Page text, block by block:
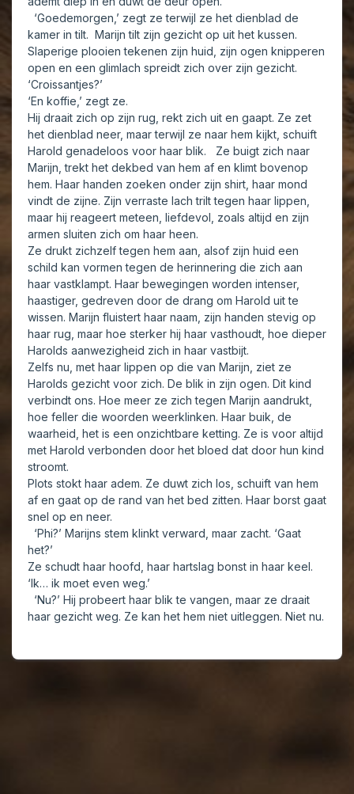
‘Goedemorgen,’ zegt ze terwijl ze het dienblad de
kamer in tilt. Marijn tilt zijn gezicht op uit het kussen.
Slaperige plooien tekenen zijn huid, zijn ogen knipperen
open en een glimlach spreidt zich over zijn gezicht.
‘Croissantjes?’
‘En koffie,’ zegt ze.
Hij draait zich op zijn rug, rekt zich uit en gaapt. Ze zet
het dienblad neer, maar terwijl ze naar hem kijkt, schuift
Harold genadeloos voor haar blik. Ze buigt zich naar
Marijn, trekt het dekbed van hem af en klimt bovenop
hem. Haar handen zoeken onder zijn shirt, haar mond
vindt de zijne. Zijn verraste lach trilt tegen haar lippen,
maar hij reageert meteen, liefdevol, zoals altijd en zijn
armen sluiten zich om haar heen.
Ze drukt zichzelf tegen hem aan, alsof zijn huid een
schild kan vormen tegen de herinnering die zich aan
haar vastklampt. Haar bewegingen worden intenser,
haastiger, gedreven door de drang om Harold uit te
wissen. Marijn fluistert haar naam, zijn handen stevig op
haar rug, maar hoe sterker hij haar vasthoudt, hoe dieper
Harolds aanwezigheid zich in haar vastbijt.
Zelfs nu, met haar lippen op die van Marijn, ziet ze
Harolds gezicht voor zich. De blik in zijn ogen. Dit kind
verbindt ons. Hoe meer ze zich tegen Marijn aandrukt,
hoe feller die woorden weerklinken. Haar buik, de
waarheid, het is een onzichtbare ketting. Ze is voor altijd
met Harold verbonden door het bloed dat door hun kind
stroomt.
Plots stokt haar adem. Ze duwt zich los, schuift van hem
af en gaat op de rand van het bed zitten. Haar borst gaat
snel op en neer.
‘Phi?’ Marijns stem klinkt verward, maar zacht. ‘Gaat
het?’
Ze schudt haar hoofd, haar hartslag bonst in haar keel.
‘Ik… ik moet even weg.’
‘Nu?’ Hij probeert haar blik te vangen, maar ze draait
haar gezicht weg. Ze kan het hem niet uitleggen. Niet nu.